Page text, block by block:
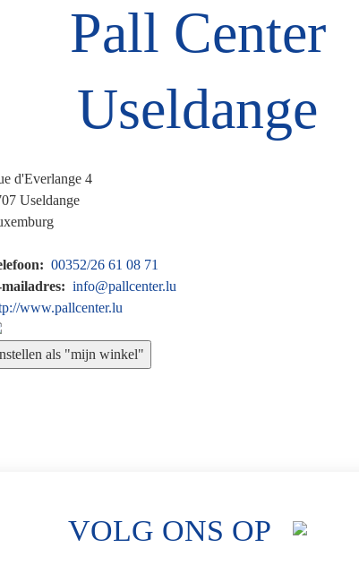
Pall Center
Useldange
d'Everlange 4
Useldange
00352/26 61 08 71
info@pallcenter.lu
www.pallcenter.lu
VOLG ONS OP